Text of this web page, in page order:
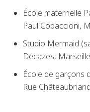
École maternelle
Paul Codaccioni,
Studio Mermaid
Decazes, Marseille
École de garçons
Rue